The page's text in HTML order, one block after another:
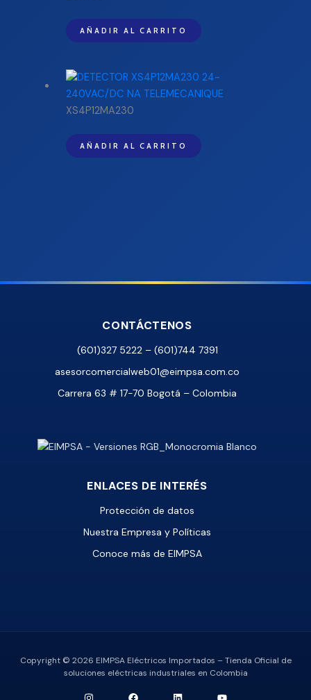
AÑADIR AL CARRITO
XS4P12MA230
AÑADIR AL CARRITO
CONTÁCTENOS
(601)327 5222 – (601)744 7391
asesorcomercialweb01@eimpsa.com.co
Carrera 63 # 17-70 Bogotá – Colombia
ENLACES DE INTERÉS
Protección de datos
Nuestra Empresa y Políticas
Conoce más de EIMPSA
Copyright © 2026 EIMPSA Eléctricos Importados – Tienda Oficial de
soluciones eléctricas industriales en Colombia